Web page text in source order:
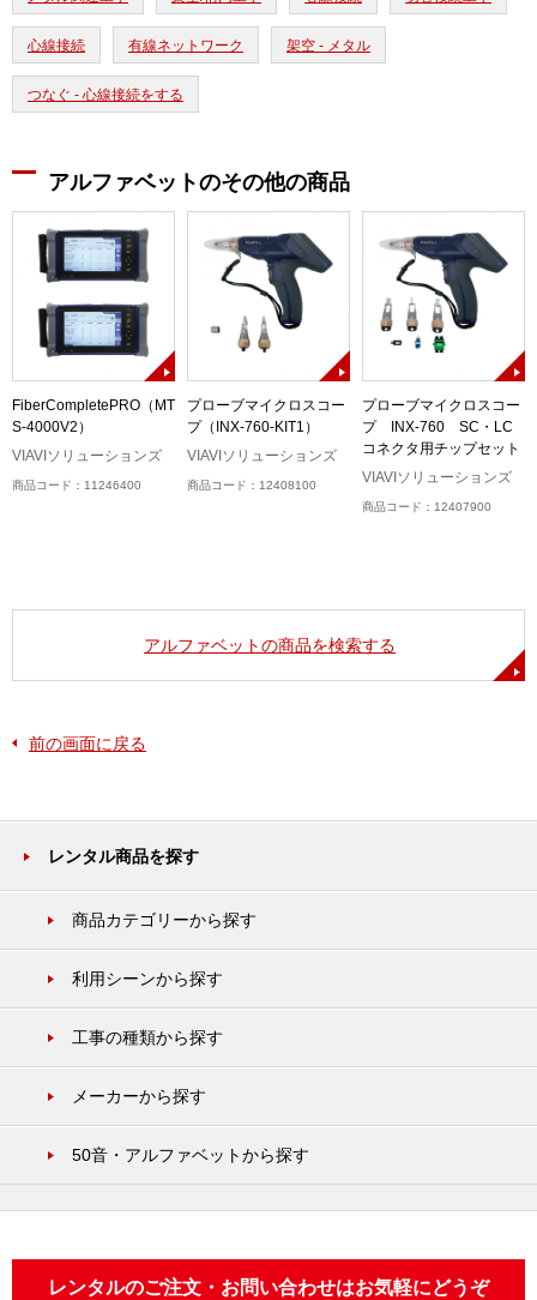
心線接続 有線ネットワーク 架空 - メタル
つなぐ - 心線接続をする
アルファベットのその他の商品
FiberCompletePRO（MT
S-4000V2）
VIAVIソリューションズ
商品コード：11246400
プローブマイクロスコー
プ（INX-760-KIT1）
VIAVIソリューションズ
商品コード：12408100
プローブマイクロスコー
プ INX-760 SC・LC
コネクタ用チップセット
VIAVIソリューションズ
商品コード：12407900
アルファベットの商品を検索する
前の画面に戻る
レンタル商品を探す
商品カテゴリーから探す
利用シーンから探す
工事の種類から探す
メーカーから探す
50音・アルファベットから探す
レンタルのご注文・お問い合わせはお気軽にどうぞ